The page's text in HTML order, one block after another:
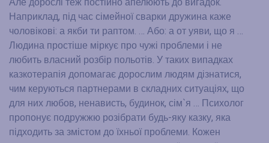
Наприклад, під час сімейної сварки дружина каже
чоловікові: а якби ти раптом. … Або: а от уяви, що я …
Людина простіше міркує про чужі проблеми і не
любить власний розбір польотів. У таких випадках
казкотерапія допомагає дорослим людям дізнатися,
чим керуються партнерами в складних ситуаціях, що
для них любов, ненависть, будинок, сім`я … Психолог
пропонує подружжю розібрати будь-яку казку, яка
підходить за змістом до їхньої проблеми. Кожен